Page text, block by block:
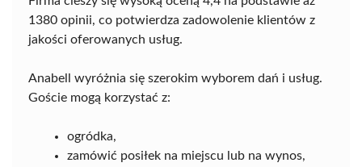
1380 opinii, co potwierdza zadowolenie klientów z
jakości oferowanych usług.
Anabell wyróżnia się szerokim wyborem dań i usług.
Goście mogą korzystać z:
ogródka,
zamówić posiłek na miejscu lub na wynos,